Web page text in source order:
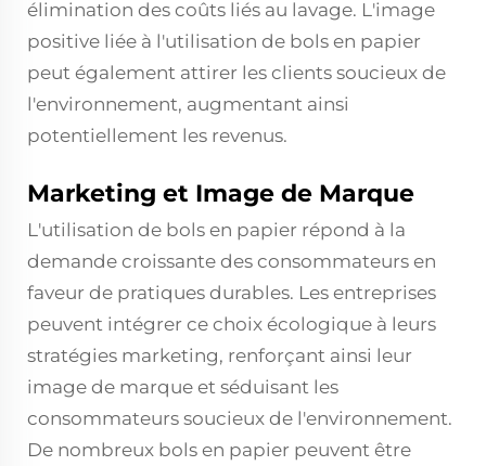
élimination des coûts liés au lavage. L'image
positive liée à l'utilisation de bols en papier
peut également attirer les clients soucieux de
l'environnement, augmentant ainsi
potentiellement les revenus.
Marketing et Image de Marque
L'utilisation de bols en papier répond à la
demande croissante des consommateurs en
faveur de pratiques durables. Les entreprises
peuvent intégrer ce choix écologique à leurs
stratégies marketing, renforçant ainsi leur
image de marque et séduisant les
consommateurs soucieux de l'environnement.
De nombreux bols en papier peuvent être